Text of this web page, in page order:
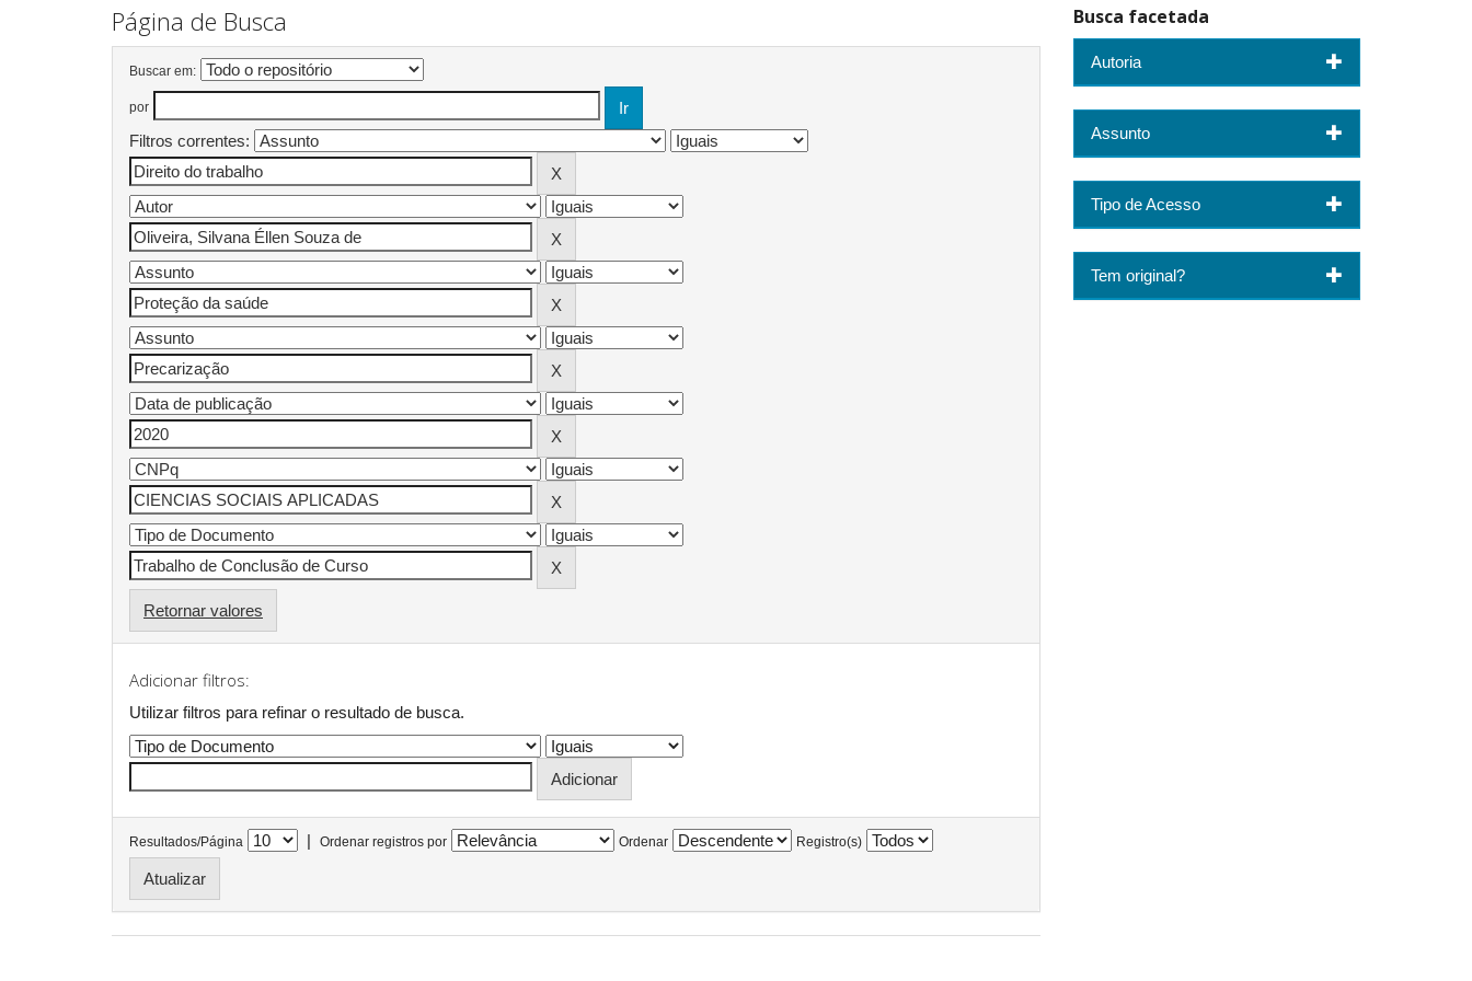
Página de Busca
Buscar em:
por
Filtros correntes:
Retornar valores
Adicionar filtros:
Utilizar filtros para refinar o resultado de busca.
Resultados/Página | Ordenar registros por Ordenar Registro(s)
Busca facetada
Autoria
Assunto
Tipo de Acesso
Tem original?